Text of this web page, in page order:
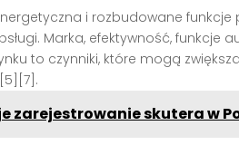
i rozbudowane
Marka, efektywność,
to czynniki, które mogą
zarejestrowanie skutera w